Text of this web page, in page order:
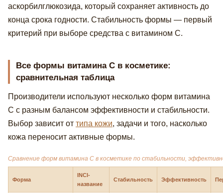
аскорбилглюкозида, который сохраняет активность до
конца срока годности. Стабильность формы — первый
критерий при выборе средства с витамином С.
Все формы витамина С в косметике:
сравнительная таблица
Производители используют несколько форм витамина
С с разным балансом эффективности и стабильности.
Выбор зависит от типа кожи, задачи и того, насколько
кожа переносит активные формы.
Сравнение форм витамина С в косметике по стабильности,
Форма
INCI-
название
Стабильность Эффективность